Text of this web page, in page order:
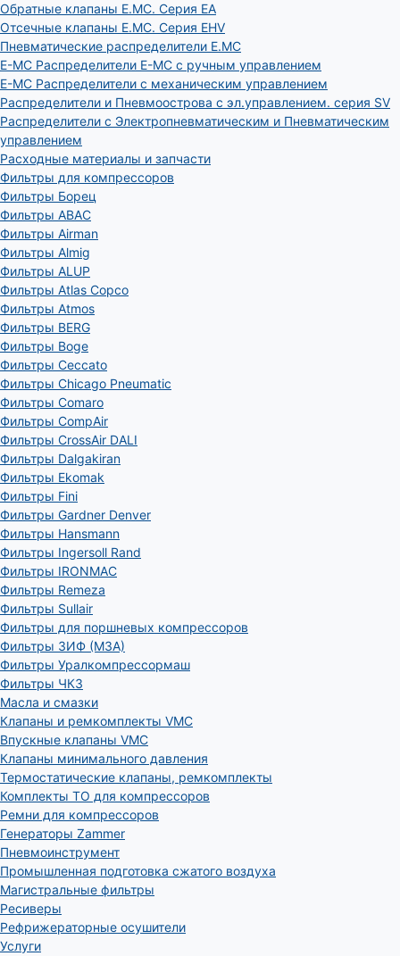
Обратные клапаны E.MC. Серия EA
Отсечные клапаны E.MC. Серия EHV
Пневматические распределители E.MC
E-MC Распределители E-MC с ручным управлением
E-MC Распределители с механическим управлением
Распределители и Пневмоострова с эл.управлением. серия SV
Распределители с Электропневматическим и Пневматическим
управлением
Расходные материалы и запчасти
Фильтры для компрессоров
Фильтры Борец
Фильтры ABAC
Фильтры Airman
Фильтры Almig
Фильтры ALUP
Фильтры Atlas Copco
Фильтры Atmos
Фильтры BERG
Фильтры Boge
Фильтры Ceccato
Фильтры Chicago Pneumatic
Фильтры Comaro
Фильтры CompAir
Фильтры CrossAir DALI
Фильтры Dalgakiran
Фильтры Ekomak
Фильтры Fini
Фильтры Gardner Denver
Фильтры Hansmann
Фильтры Ingersoll Rand
Фильтры IRONMAC
Фильтры Remeza
Фильтры Sullair
Фильтры для поршневых компрессоров
Фильтры ЗИФ (МЗА)
Фильтры Уралкомпрессормаш
Фильтры ЧКЗ
Масла и смазки
Клапаны и ремкомплекты VMC
Впускные клапаны VMC
Клапаны минимального давления
Термостатические клапаны, ремкомплекты
Комплекты ТО для компрессоров
Ремни для компрессоров
Генераторы Zammer
Пневмоинструмент
Промышленная подготовка сжатого воздуха
Магистральные фильтры
Ресиверы
Рефрижераторные осушители
Услуги